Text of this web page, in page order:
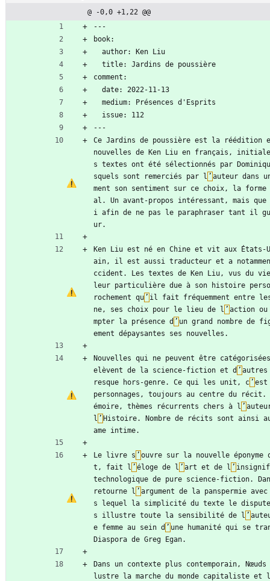
@ -0,0 +1,22 @@
---
book:
  author: Ken Liu
  title: Jardins de poussière
comment:
  date: 2022-11-13
  medium: Présences d'Esprits
  issue: 112
---
Ce Jardins de poussière est la réédition
nouvelles de Ken Liu en français,
s textes ont été sélectionnés par
squels sont remerciés par l ’ auteur dans
ment son sentiment sur ce choix, la
al. Un avant-propos intéressant, mais
i afin de ne pas le paraphraser tant il
ur.
Ken Liu est né en Chine et vit aux
ain, il est aussi traducteur et a
ccident. Les textes de Ken Liu, vus du
leur particulière due à son histoire
rochement qu ’ il fait fréquemment entre
ne, ses choix pour le lieu de l ’ action ou
mpter la présence d ’ un grand nombre de
ement dépaysantes ses nouvelles.
Nouvelles qui ne peuvent être
elèvent de la science-fiction et d ’
resque hors-genre. Ce qui les unit, c ’
personnages, toujours au centre du récit.
émoire, thèmes récurrents chers à l ’
l ’ Histoire. Nombre de récits sont ainsi
ame intime.
Le livre s ’ ouvre sur la nouvelle éponyme
t, fait l ’ éloge de l ’ art et de l ’
technologique de pure science-fiction.
retourne l ’ argument de la panspermie
s lequel la simplicité du texte le
s illustre toute la sensibilité de l ’
e femme au sein d ’ une humanité qui se
Diaspora de Greg Egan.
Dans un contexte plus contemporain,
lustre la marche du monde capitaliste et l